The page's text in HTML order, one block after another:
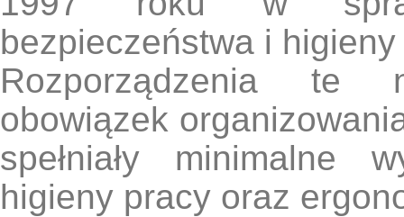
bezpieczeństwa i higieny
Rozporządzenia te
obowiązek
spełniały minimalne
higieny pracy oraz